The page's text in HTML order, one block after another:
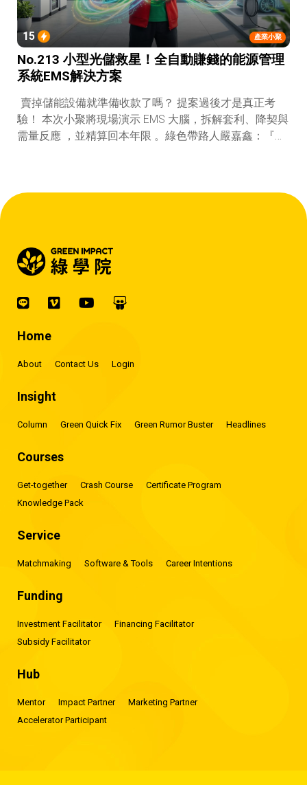
產業小聚
15
No.213 小型光儲救星！全自動賺錢的能源管理
系統EMS解決方案
賣掉儲能設備就準備收款了嗎？ 提案過後才是真正考
驗！ 本次小聚將現場演示 EMS 大腦，拆解套利、降契與
需量反應 ，並精算回本年限 。綠色帶路人嚴嘉鑫：『會
Home
About Contact Us Login
Insight
Column Green Quick Fix Green Rumor Buster Headlines
Courses
Get-together Crash Course
Certificate Program
Knowledge Pack
Service
Matchmaking Software & Tools Career Intentions
Funding
Investment Facilitator
Financing Facilitator
Subsidy Facilitator
Hub
Mentor Impact Partner
Marketing Partner
Accelerator Participant